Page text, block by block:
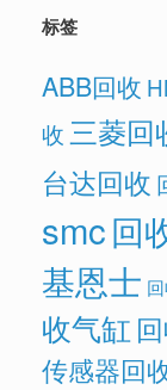
标签
ABB回收
收三菱回
台达回收
smc回
基恩士
收气缸
传感器回